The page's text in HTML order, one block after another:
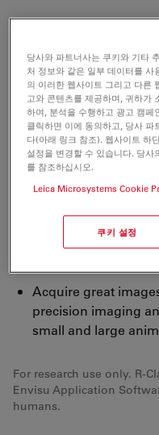
high-density, and high-
Image Guided SDOCT
Explore tissue
detail with sub-2
Experience superb
noise-ratio provided
Conduct
contact-free images
Acquire great
precision imaging
small and large
For research use only. R-
Envisu Application
humans.
당사와 파트너사는 쿠키와 기타
처 정보와 같은 일부 데이터를
의 이러한 웹사이트 그리고 다른
고와 콘텐츠를 제공하며, 귀하가
하여, 분석을 수행하고 광고 캠
클릭하면 이에 동의하고, 당사
다(아래 링크 참조). 웹사이트 하
설정을 변경할 수 있습니다. 당
를 참조하십시오.
Leica Microsystems Cookie
쿠키 설정